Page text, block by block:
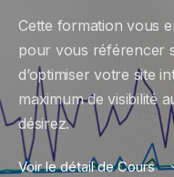
Cette formation vous
pour vous référencer
d’optimiser votre site
maximum de visibilité
désirez.
Voir le détail de Cours